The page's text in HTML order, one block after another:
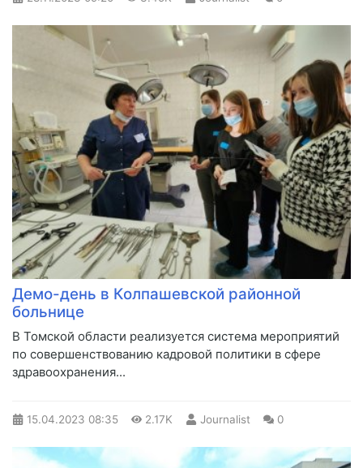
Демо-день в Колпашевской районной
больнице
​В Томской области реализуется система мероприятий
по совершенствованию кадровой политики в сфере
здравоохранения...
15.04.2023 08:35 2.17K Journalist 0